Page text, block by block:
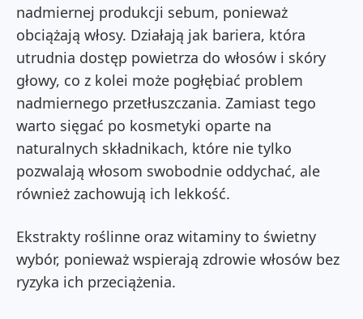
nadmiernej produkcji sebum, ponieważ
obciążają włosy. Działają jak bariera, która
utrudnia dostęp powietrza do włosów i skóry
głowy, co z kolei może pogłębiać problem
nadmiernego przetłuszczania. Zamiast tego
warto sięgać po kosmetyki oparte na
naturalnych składnikach, które nie tylko
pozwalają włosom swobodnie oddychać, ale
również zachowują ich lekkość.
Ekstrakty roślinne oraz witaminy to świetny
wybór, ponieważ wspierają zdrowie włosów bez
ryzyka ich przeciążenia.